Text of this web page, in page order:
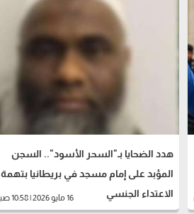
هدد الضحايا بـ"السحر الأسود".. السجن
المؤبد على إمام مسجد في بريطانيا بتهمة
الاعتداء الجنسي
16 مايو 2026 | 10:58 صباحاً